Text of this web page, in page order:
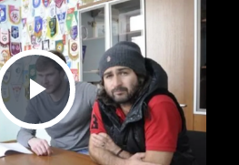
Play Video